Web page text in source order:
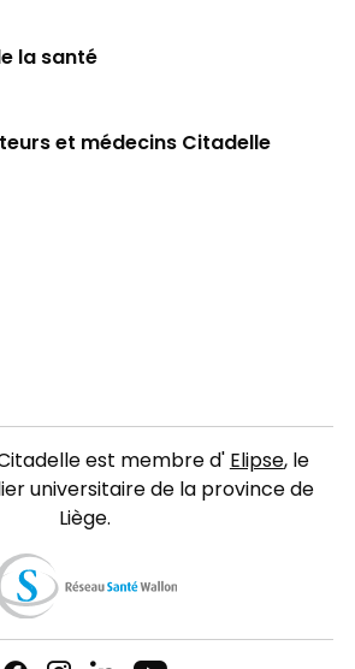
la santé
et médecins Citadelle
est membre d'Elipse, le
universitaire de la province de
Liège.